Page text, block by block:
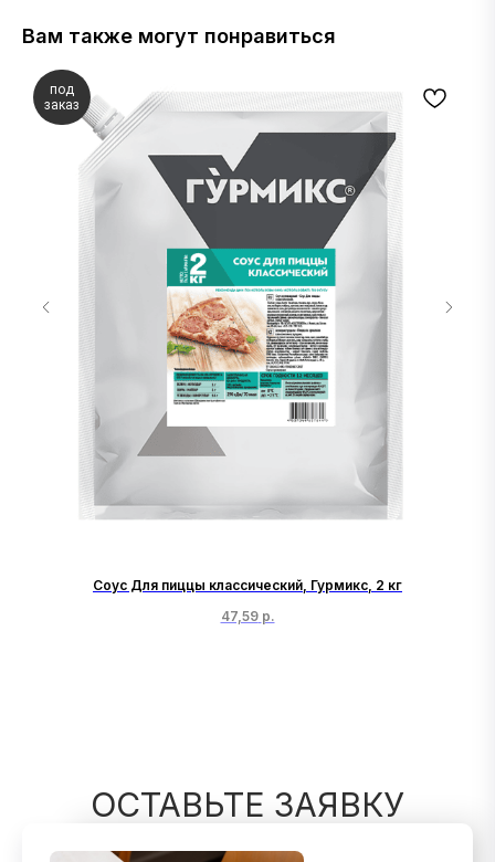
Вам также могут понравиться
под
заказ
Соус Для пиццы классический, Гурмикс, 2 кг
47,59 р.
ОСТАВЬТЕ ЗАЯВКУ